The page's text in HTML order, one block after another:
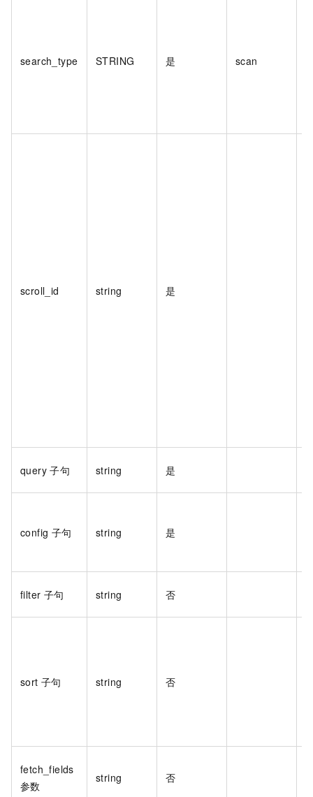
search_type STRING 是 scan
scroll_id string 是
query 子句 string 是
config 子句 string 是
filter 子句 string 否
sort 子句 string 否
fetch_fields
参数
string 否